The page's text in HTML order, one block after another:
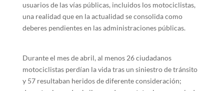
usuarios de las vías públicas, incluidos los motociclistas,
una realidad que en la actualidad se consolida como
deberes pendientes en las administraciones públicas.
Durante el mes de abril, al menos 26 ciudadanos
motociclistas perdían la vida tras un siniestro de tránsito
y 57 resultaban heridos de diferente consideración;